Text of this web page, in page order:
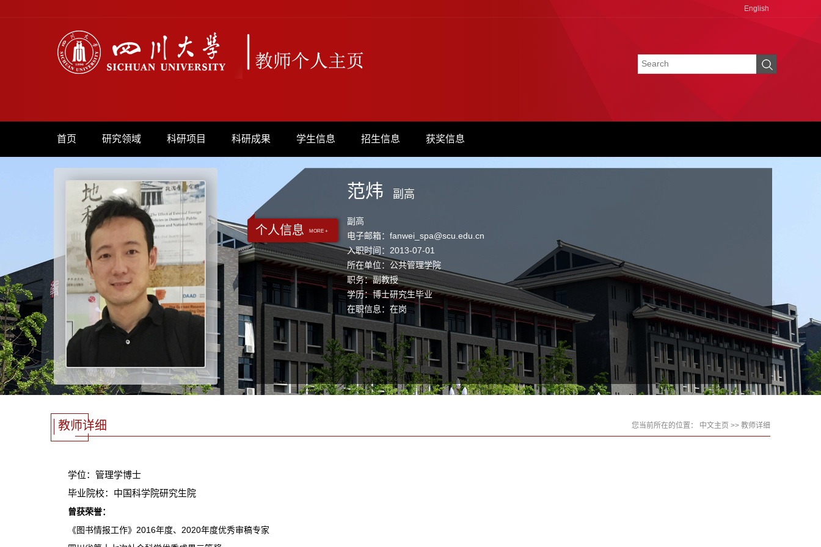
English
首页 研究领域 科研项目 科研成果 学生信息 招生信息 获奖信息
个人信息 MORE +
范炜 副高
副高
电子邮箱： fanwei_spa@scu.edu.cn
入职时间：2013-07-01
所在单位：公共管理学院
职务：副教授
学历：博士研究生毕业
在职信息：在岗
教师详细 您当前所在的位置： 中文主页 >> 教师详细
学位：管理学博士
毕业院校：中国科学院研究生院
曾获荣誉：
《图书情报工作》2016年度、2020年度优秀审稿专家